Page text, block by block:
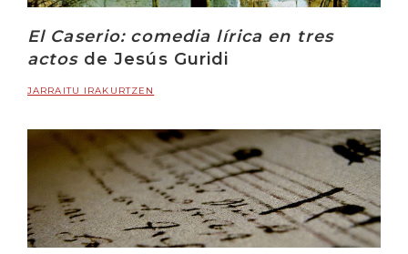
El Caserio: comedia lírica en tres
actosde Jesús Guridi
JARRAITU IRAKURTZEN